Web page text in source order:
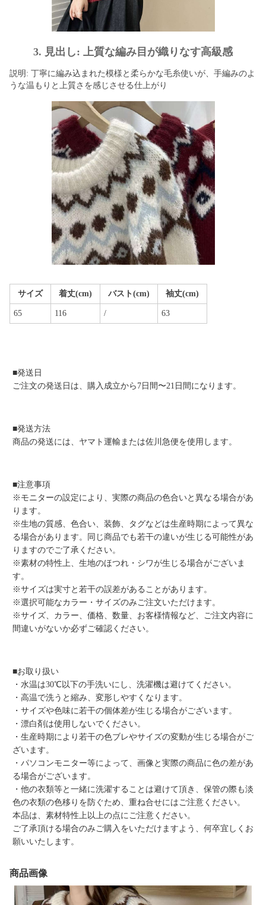
3. 見出し: 上質な編み目が織りなす高級感
説明: 丁寧に編み込まれた模様と柔らかな毛糸使いが、手編みのよ
うな温もりと上質さを感じさせる仕上がり
サイズ 着丈(cm) バスト(cm) 袖丈(cm)
65 116 / 63
■発送日
ご注文の発送日は、購入成立から7日間〜21日間になります。
■発送方法
商品の発送には、ヤマト運輸または佐川急便を使用します。
■注意事項
※モニターの設定により、実際の商品の色合いと異なる場合があ
ります。
※生地の質感、色合い、装飾、タグなどは生産時期によって異な
る場合があります。同じ商品でも若干の違いが生じる可能性があ
りますのでご了承ください。
※素材の特性上、生地のほつれ・シワが生じる場合がございま
す。
※サイズは実寸と若干の誤差があることがあります。
※選択可能なカラー・サイズのみご注文いただけます。
※サイズ、カラー、価格、数量、お客様情報など、ご注文内容に
間違いがないか必ずご確認ください。
■お取り扱い
・水温は30℃以下の手洗いにし、洗濯機は避けてください。
・高温で洗うと縮み、変形しやすくなります。
・サイズや色味に若干の個体差が生じる場合がございます。
・漂白剤は使用しないでください。
・生産時期により若干の色ブレやサイズの変動が生じる場合がご
ざいます。
・パソコンモニター等によって、画像と実際の商品に色の差があ
る場合がございます。
・他の衣類等と一緒に洗濯することは避けて頂き、保管の際も淡
色の衣類の色移りを防ぐため、重ね合せにはご注意ください。
本品は、素材特性上以上の点にご注意ください。
ご了承頂ける場合のみご購入をいただけますよう、何卒宜しくお
願いいたします。
商品画像